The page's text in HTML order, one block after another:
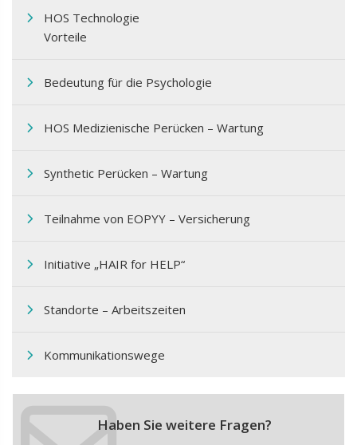
HOS Technologie
Vorteile
Bedeutung für die Psychologie
HOS Medizienische Perücken – Wartung
Synthetic Perücken – Wartung
Teilnahme von EOPΥΥ – Versicherung
Initiative „HAIR for HELP“
Standorte – Arbeitszeiten
Kommunikationswege
Haben Sie weitere Fragen?